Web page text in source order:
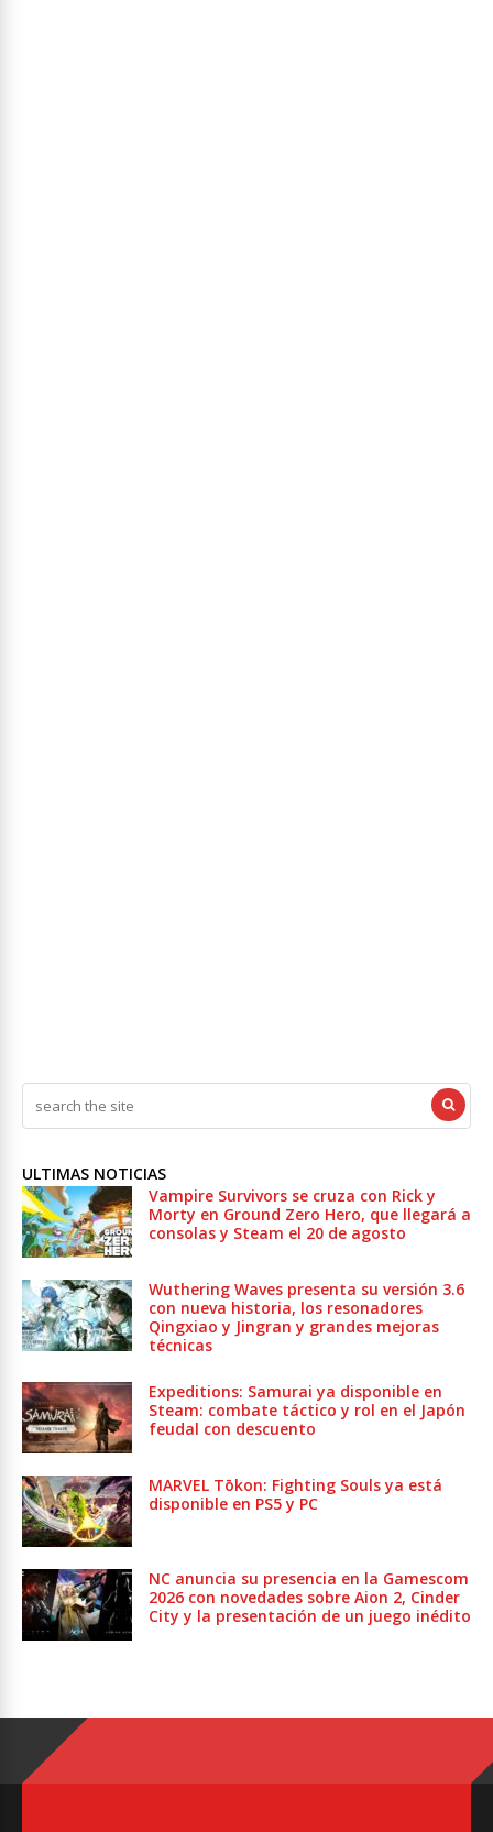
ULTIMAS NOTICIAS
Vampire Survivors se cruza con Rick y
Morty en Ground Zero Hero, que llegará a
consolas y Steam el 20 de agosto
Wuthering Waves presenta su versión 3.6
con nueva historia, los resonadores
Qingxiao y Jingran y grandes mejoras
técnicas
Expeditions: Samurai ya disponible en
Steam: combate táctico y rol en el Japón
feudal con descuento
MARVEL Tōkon: Fighting Souls ya está
disponible en PS5 y PC
NC anuncia su presencia en la Gamescom
2026 con novedades sobre Aion 2, Cinder
City y la presentación de un juego inédito